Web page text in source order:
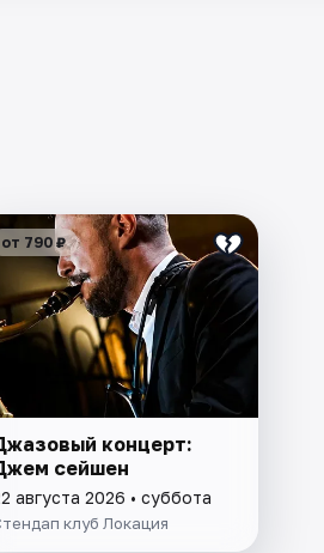
от 790 ₽
концерт:
сейшен
августа 2026 • суббота
клуб Локация